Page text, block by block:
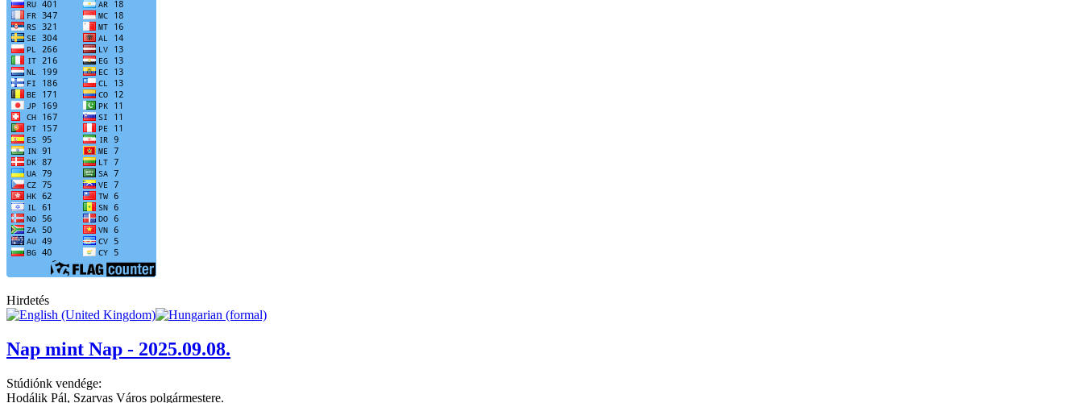
Hirdetés
Nap mint Nap - 2025.09.08.
Stúdiónk vendége:
Hodálik Pál, Szarvas Város polgármestere.